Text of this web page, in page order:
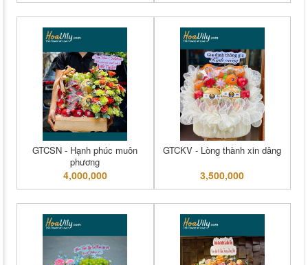
GTCSN - Hạnh phúc muôn
phương
4,000,000
GTCKV - Lòng thành xin dâng
3,500,000